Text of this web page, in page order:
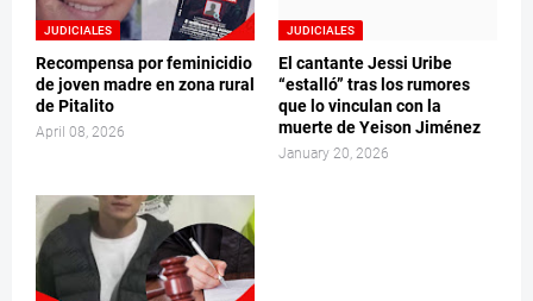
JUDICIALES
Recompensa por feminicidio
de joven madre en zona rural
de Pitalito
April 08, 2026
JUDICIALES
El cantante Jessi Uribe
“estalló” tras los rumores
que lo vinculan con la
muerte de Yeison Jiménez
January 20, 2026